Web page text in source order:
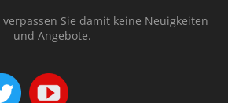
verpassen Sie damit keine Neuigkeiten
und Angebote.